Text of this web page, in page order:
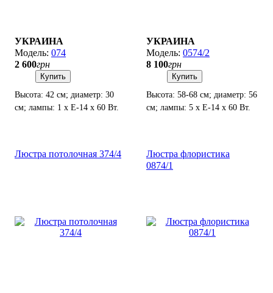
УКРАИНА
074
2 600грн
Купить
Высота: 42 см; диаметр: 30
см; лампы: 1 х Е-14 х 60 Вт.
УКРАИНА
0574/2
8 100грн
Купить
Высота: 58-68 см; диаметр: 56
см; лампы: 5 х Е-14 х 60 Вт.
Люстра потолочная 374/4
Люстра флористика
0874/1